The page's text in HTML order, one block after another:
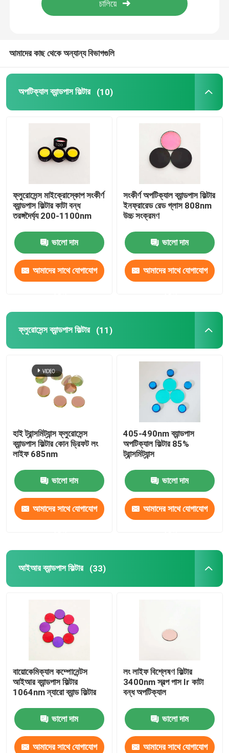
মান নিয়ন্ত্রণ
উদ্ধৃতির জন্য আবেদন
অপটিক্যাল ব্যান্ডপাস ফিল্টার
ফ্লুরোসেন্স ব্যান্ডপাস ফিল্টার
আইআর ব্যান্ডপাস ফিল্টার
দৃশ্যমান ব্যান্ডপাস ফিল্টার
শর্ট পাস অপটিক্যাল ফিল্টার
অ্যান্টি রিফ্লেকশন ফিল্টার
উচ্চ প্রতিফলক ফিল্ম
আমাদের কাছ থেকে অন্যান্য বিভাগগুলি
অপটিক্যাল ব্যান্ডপাস ফিল্টার (10)
ফ্লুরোসেন্স মাইক্রোস্কোপ সংকীর্ণ
ব্যান্ডপাস ফিল্টার কাটা বন্ধ
তরঙ্গদৈর্ঘ্য 200-1100nm
ভালো দাম
আমাদের সাথে যোগাযোগ
সংকীর্ণ অপটিক্যাল ব্যান্ডপাস ফিল্টার
ইনফ্রারেড রেড গ্লাস 808nm
উচ্চ সংক্রমণ
ভালো দাম
আমাদের সাথে যোগাযোগ
ফ্লুরোসেন্স ব্যান্ডপাস ফিল্টার (11)
হাই ট্রান্সমিট্যান্স ফ্লুরোসেন্স
ব্যান্ডপাস ফিল্টার কোন ড্রিফট লং
লাইফ 685nm
ভালো দাম
আমাদের সাথে যোগাযোগ
405-490nm ব্যান্ডপাস
অপটিক্যাল ফিল্টার 85%
ট্রান্সমিট্যান্স
ভালো দাম
আমাদের সাথে যোগাযোগ
আইআর ব্যান্ডপাস ফিল্টার (33)
বায়োকেমিক্যাল কম্পোনেন্টস
আইআর ব্যান্ডপাস ফিল্টার
1064nm ন্যারো ব্যান্ড ফিল্টার
ভালো দাম
আমাদের সাথে যোগাযোগ
লং লাইফ বিশ্লেষণ ফিল্টার
3400nm স্বল্প পাস Ir কাটা
বন্ধ অপটিক্যাল
ভালো দাম
আমাদের সাথে যোগাযোগ